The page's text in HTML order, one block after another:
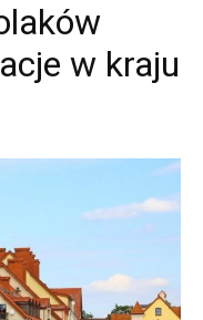
w kraju